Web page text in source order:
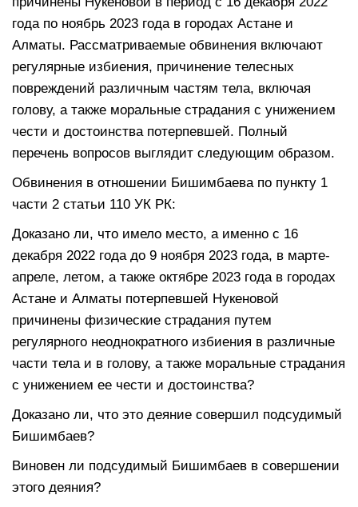
года по ноябрь 2023 года в городах Астане и
Алматы. Рассматриваемые обвинения включают
регулярные избиения, причинение телесных
повреждений различным частям тела, включая
голову, а также моральные страдания с унижением
чести и достоинства потерпевшей. Полный
перечень вопросов выглядит следующим образом.
Обвинения в отношении Бишимбаева по пункту 1
части 2 статьи 110 УК РК:
Доказано ли, что имело место, а именно с 16
декабря 2022 года до 9 ноября 2023 года, в марте-
апреле, летом, а также октябре 2023 года в городах
Астане и Алматы потерпевшей Нукеновой
причинены физические страдания путем
регулярного неоднократного избиения в различные
части тела и в голову, а также моральные страдания
с унижением ее чести и достоинства?
Доказано ли, что это деяние совершил подсудимый
Бишимбаев?
Виновен ли подсудимый Бишимбаев в совершении
этого деяния?